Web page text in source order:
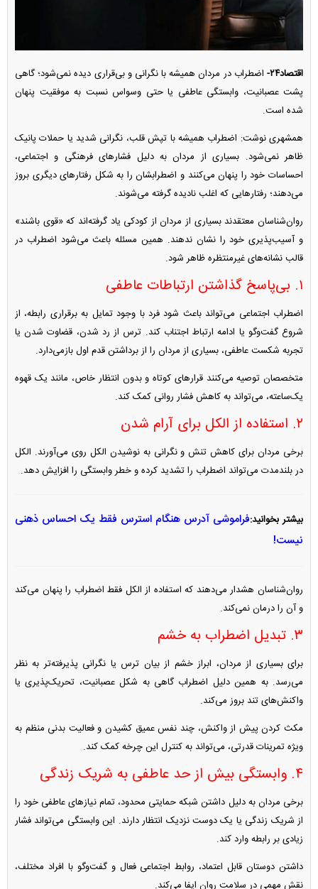
اقتصاد۲۴-
اضطراب در مردان همیشه با نگرانی و بی‌قراری دیده نمی‌شود؛ گاهی
پشت عصبانیت، وابستگی عاطفی یا حتی وسواس نسبت به موفقیت پنهان
شده است.
همشهری نوشت: اضطراب همیشه با تپش قلب، نگرانی شدید یا حملات پانیک
ظاهر نمی‌شود. بسیاری از مردان به دلیل فشار‌های فرهنگی و اجتماعی،
احساسات خود را پنهان می‌کنند و اضطرابشان را به شکل رفتار‌های دیگری بروز
می‌دهند؛ رفتار‌هایی که اغلب نادیده گرفته می‌شوند.
روان‌شناسان معتقدند بسیاری از مردان از کودکی یاد گرفته‌اند که «قوی باشند»
و آسیب‌پذیری خود را نشان ندهند. همین مسئله باعث می‌شود اضطراب در
قالب نشانه‌های غیرمنتظره ظاهر شود.
۱. بی‌پاسخ گذاشتن ارتباطات عاطفی
اضطراب اجتماعی می‌تواند باعث شود فرد با وجود تمایل به برقراری رابطه، از
شروع گفت‌و‌گو یا ادامه ارتباط اجتناب کند. ترس از رد شدن، قضاوت شدن یا
تجربه شکست عاطفی، بسیاری از مردان را از برداشتن قدم اول بازمی‌دارد.
متخصصان توصیه می‌کنند قرار‌های کوتاه و بدون انتظار خاص، مانند یک قهوه
یک‌ساعته، می‌تواند به کاهش فشار روانی کمک کند.
۲. استفاده از الکل برای آرام شدن
برخی مردان برای کاهش تنش و نگرانی به نوشیدن الکل روی می‌آورند. الکل
در بلندمدت می‌تواند اضطراب را تشدید کرده و خطر وابستگی را افزایش دهد.
بیشتر بخوانید:فراموشی آدرس هنگام استرس فقط یک احساس ذهنی
نیست!
روان‌شناسان هشدار می‌دهند که استفاده از الکل فقط اضطراب را پنهان می‌کند
و آن را درمان نمی‌کند.
۳. تبدیل اضطراب به خشم
برای بسیاری از مردان، ابراز خشم از بیان ترس یا نگرانی پذیرفته‌تر به نظر
می‌رسد. به همین دلیل اضطراب گاهی به شکل عصبانیت، تحریک‌پذیری یا
واکنش‌های تند بروز می‌کند.
مکث کردن پیش از واکنش، چند نفس عمیق کشیدن و فعالیت بدنی منظم به
ویژه تمرینات قدرتی، می‌تواند به کنترل این چرخه کمک کند.
۴. وابستگی بیش از حد عاطفی به شریک زندگی
برخی مردان به دلیل داشتن شبکه حمایتی محدود، تمام نیاز‌های عاطفی خود را
از شریک زندگی یا یک دوست نزدیک انتظار دارند. این وابستگی می‌تواند فشار
زیادی بر رابطه وارد کند.
داشتن دوستان قابل اعتماد، روابط اجتماعی فعال و گفت‌و‌گو با افراد مختلف،
نقش مهمی در سلامت روان ایفا می‌کند.